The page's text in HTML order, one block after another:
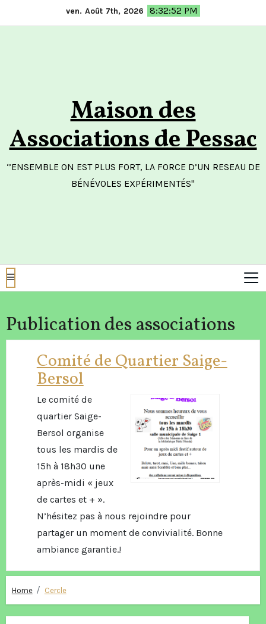
to
ven. Août 7th, 2026 8:32:52 PM
Maison des
Associations de Pessac
‘’ENSEMBLE ON EST PLUS FORT, LA FORCE D’UN RESEAU DE
BÉNÉVOLES EXPÉRIMENTÉS"
Publication des associations
Comité de Quartier Saige-
Bersol
Le comité de
quartier Saige-
Bersol organise
tous les mardis de
15h à 18h30 une
après-midi « jeux
de cartes et + ».
N’hésitez pas à nous rejoindre pour
partager un moment de convivialité. Bonne
ambiance garantie.!
Home Cercle